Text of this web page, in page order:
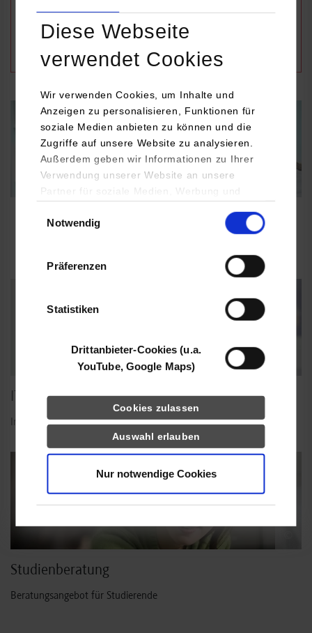
Diese Webseite
verwendet Cookies
Wir verwenden Cookies, um Inhalte und
Anzeigen zu personalisieren, Funktionen für
soziale Medien anbieten zu können und die
Zugriffe auf unsere Website zu analysieren.
Außerdem geben wir Informationen zu Ihrer
Verwendung unserer Website an unsere
Partner für soziale Medien, Werbung und
YouTube, Google Maps) führen diese
Daten zusammen, die Sie ihnen bereitgestellt
haben oder die sie im Rahmen Ihrer Nutzung
Notwendig
Präferenzen
Statistiken
Drittanbieter-Cookies (u.a.
YouTube, Google Maps)
Cookies zulassen
Auswahl erlauben
Nur notwendige Cookies
oder
Prof. Dr. Michael Kornhaas
Tutorium organisieren und begleiten.
Literaturrecherche
IT.Service Center
Informationen und Anleitungen für Studierende
Studienberatung
Beratungsangebot für Studierende